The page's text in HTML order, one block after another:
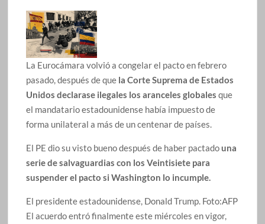
La Eurocámara volvió a congelar el pacto en febrero
pasado, después de que la Corte Suprema de Estados
Unidos declarase ilegales los aranceles globales que
el mandatario estadounidense había impuesto de
forma unilateral a más de un centenar de países.
El PE dio su visto bueno después de haber pactadouna
serie de salvaguardias con los Veintisiete para
suspender el pacto si Washington lo incumple.
El presidente estadounidense, Donald Trump. Foto:AFP
El acuerdo entró finalmente este miércoles en vigor,